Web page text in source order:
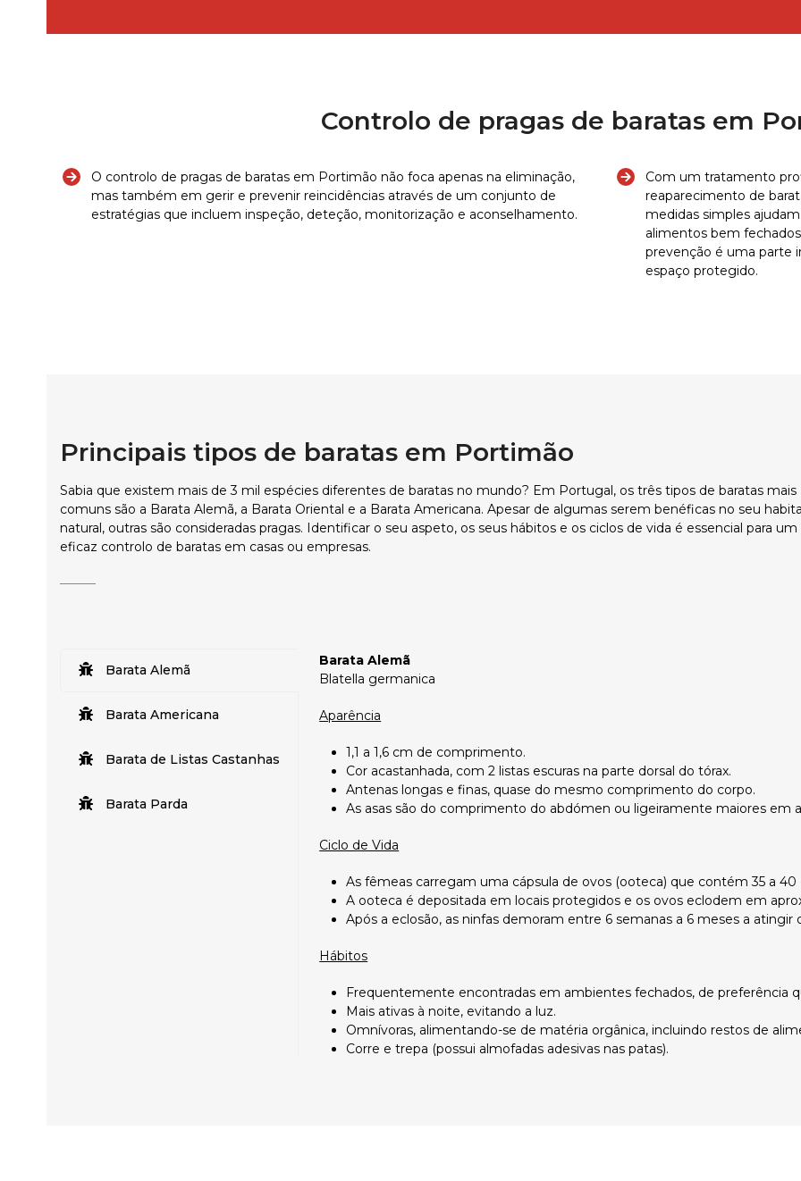
Controlo de pragas de baratas em
O controlo de pragas de baratas em Portimão não foca apenas na eliminação,
mas também em gerir e prevenir reincidências através de um conjunto de
estratégias que incluem inspeção, deteção, monitorização e aconselhamento.
Com um tratamento
reaparecimento de
medidas simples
alimentos bem
prevenção é uma parte
espaço protegido.
Principais tipos de baratas em Portimão
Sabia que existem mais de 3 mil espécies diferentes de baratas no mundo? Em Portugal, os três tipos de baratas mais
comuns são a Barata Alemã, a Barata Oriental e a Barata Americana. Apesar de algumas serem benéficas no seu
natural, outras são consideradas pragas. Identificar o seu aspeto, os seus hábitos e os ciclos de vida é essencial para um
eficaz controlo de baratas em casas ou empresas.
Barata Alemã
Barata Americana
Barata de Listas Castanhas
Barata Parda
Barata Alemã
Blatella germanica
Aparência
1,1 a 1,6 cm de comprimento.
Cor acastanhada, com 2 listas escuras na parte dorsal do tórax.
Antenas longas e finas, quase do mesmo comprimento do corpo.
As asas são do comprimento do abdómen ou ligeiramente maiores em
Ciclo de Vida
As fêmeas carregam uma cápsula de ovos (ooteca) que contém 35 a 40
A ooteca é depositada em locais protegidos e os ovos eclodem em
Após a eclosão, as ninfas demoram entre 6 semanas a 6 meses a atingir
Hábitos
Frequentemente encontradas em ambientes fechados, de preferência
Mais ativas à noite, evitando a luz.
Omnívoras, alimentando-se de matéria orgânica, incluindo restos de
Corre e trepa (possui almofadas adesivas nas patas).